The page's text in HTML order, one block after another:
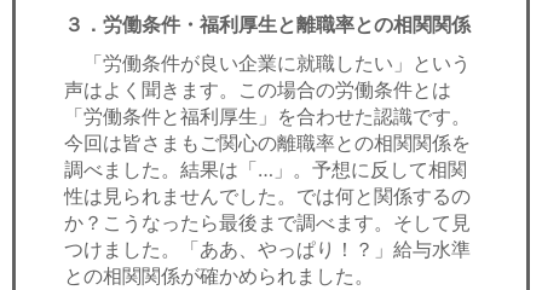
３．労働条件・福利厚生と離職率との相関関係
「労働条件が良い企業に就職したい」という
声はよく聞きます。この場合の労働条件とは
「労働条件と福利厚生」を合わせた認識です。
今回は皆さまもご関心の離職率との相関関係を
調べました。結果は「…」。予想に反して相関
性は見られませんでした。では何と関係するの
か？こうなったら最後まで調べます。そして見
つけました。「ああ、やっぱり！？」給与水準
との相関関係が確かめられました。